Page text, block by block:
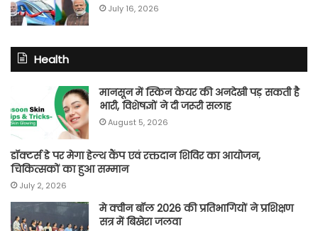
July 16, 2026
Health
मानसून में स्किन केयर की अनदेखी पड़ सकती है
भारी, विशेषज्ञों ने दी जरूरी सलाह
August 5, 2026
डॉक्टर्स डे पर मेगा हेल्थ कैंप एवं रक्तदान शिविर का आयोजन,
चिकित्सकों का हुआ सम्मान
July 2, 2026
मे क्वीन बॉल 2026 की प्रतिभागियों ने प्रशिक्षण
सत्र में बिखेरा जलवा